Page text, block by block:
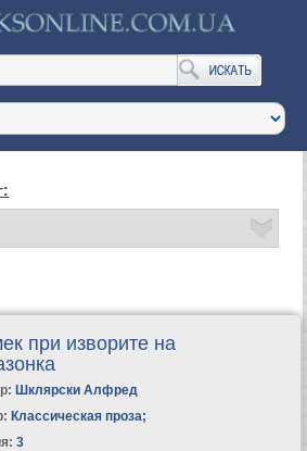
при изворите на
Шклярски Алфред
Классическая проза;
3